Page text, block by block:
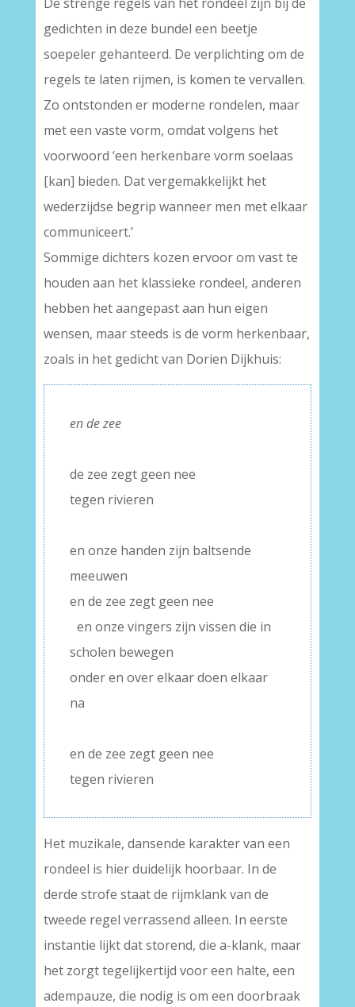
De strenge regels van het rondeel zijn bij de
gedichten in deze bundel een beetje
soepeler gehanteerd. De verplichting om de
regels te laten rijmen, is komen te vervallen.
Zo ontstonden er moderne rondelen, maar
met een vaste vorm, omdat volgens het
voorwoord ‘een herkenbare vorm soelaas
[kan] bieden. Dat vergemakkelijkt het
wederzijdse begrip wanneer men met elkaar
communiceert.’
Sommige dichters kozen ervoor om vast te
houden aan het klassieke rondeel, anderen
hebben het aangepast aan hun eigen
wensen, maar steeds is de vorm herkenbaar,
zoals in het gedicht van Dorien Dijkhuis:
en de zee
de zee zegt geen nee
tegen rivieren
en onze handen zijn baltsende
meeuwen
en de zee zegt geen nee
en onze vingers zijn vissen die in
scholen bewegen
onder en over elkaar doen elkaar
na
en de zee zegt geen nee
tegen rivieren
Het muzikale, dansende karakter van een
rondeel is hier duidelijk hoorbaar. In de
derde strofe staat de rijmklank van de
tweede regel verrassend alleen. In eerste
instantie lijkt dat storend, die a-klank, maar
het zorgt tegelijkertijd voor een halte, een
adempauze, die nodig is om een doorbraak